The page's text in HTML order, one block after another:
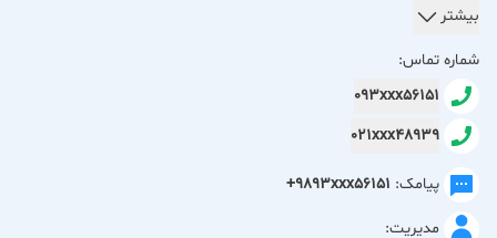
لوازم شخصی برقی گردآوری شده تا پاسخگوی نیاز افرادی باشد که
به زیبایی، آراستگی و مراقبت روزانه خود اهمیت می‌دهند. این
مجموعه با ارائه‌ی محصولات کاربردی، باکیفیت و به‌روز، تجربه‌ای
مطمئن و آسان از خرید تجهیزات شخصی را برای شما فراهم
می‌کند.
بیشتر
شماره تماس:
093xxx56151
021xxx48939
پیامک: +9893xxx56151
مدیریت: